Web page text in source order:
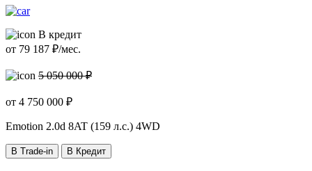
В кредит
от 79 187 ₽/мес.
5 050 000 ₽
от 4 750 000 ₽
Emotion 2.0d 8AT (159 л.с.) 4WD
В Trade-in В Кредит